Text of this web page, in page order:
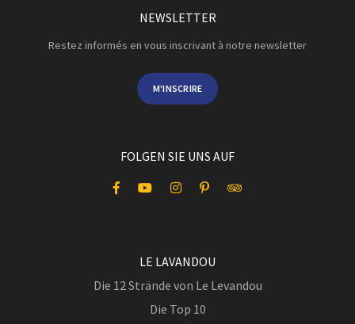
NEWSLETTER
Restez informés en vous inscrivant à notre newsletter
M'INSCRIRE
FOLGEN SIE UNS AUF
LE LAVANDOU
Die 12 Strände von Le Levandou
Die Top 10